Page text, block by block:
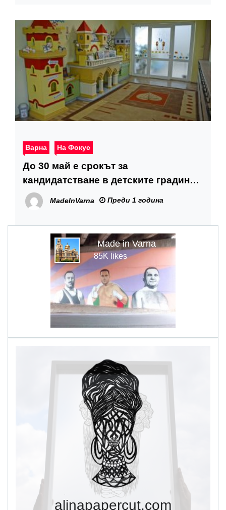
Варна На Фокус
До 30 май е срокът за
кандидатстване в детските градини
във Варна
MadeInVarna Преди 1 година
Made in Varna
85K likes
alinapapercut.com